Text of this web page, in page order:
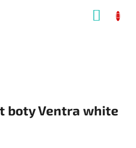
boty Ventra white